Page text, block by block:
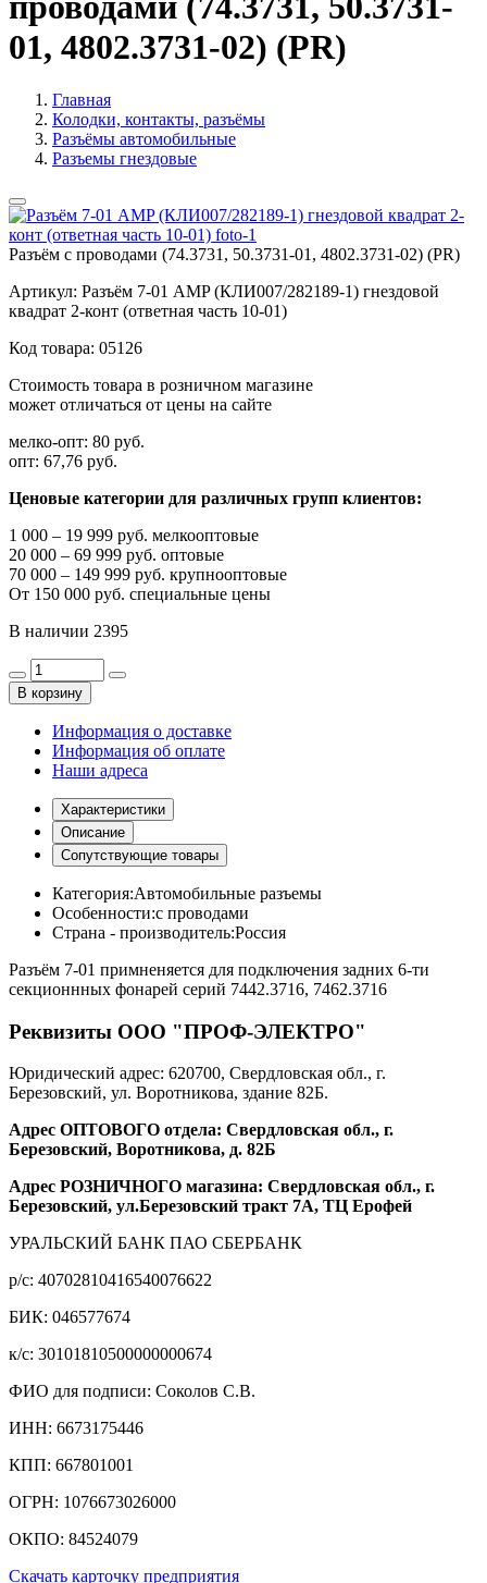
01, 4802.3731-02) (PR)
Главная
Колодки, контакты, разъёмы
Разъёмы автомобильные
Разъемы гнездовые
Разъём с проводами (74.3731, 50.3731-01, 4802.3731-02) (PR)
Артикул: Разъём 7-01 AMP (КЛИ007/282189-1) гнездовой
квадрат 2-конт (ответная часть 10-01)
Код товара: 05126
Стоимость товара в розничном магазине
может отличаться от цены на сайте
мелко-опт: 80 руб.
опт: 67,76 руб.
Ценовые категории для различных групп клиентов:
1 000 – 19 999 руб. мелкооптовые
20 000 – 69 999 руб. оптовые
70 000 – 149 999 руб. крупнооптовые
От 150 000 руб. специальные цены
В наличии 2395
В корзину
Информация о доставке
Информация об оплате
Наши адреса
Характеристики
Описание
Сопутствующие товары
Категория:Автомобильные разъемы
Особенности:с проводами
Страна - производитель:Россия
Разъём 7-01 примненяется для подключения задних 6-ти
секционнных фонарей серий 7442.3716, 7462.3716
Реквизиты ООО "ПРОФ-ЭЛЕКТРО"
Юридический адрес: 620700, Свердловская обл., г.
Березовский, ул. Воротникова, здание 82Б.
Адрес ОПТОВОГО отдела: Свердловская обл., г.
Березовский, Воротникова, д. 82Б
Адрес РОЗНИЧНОГО магазина: Свердловская обл., г.
Березовский, ул.Березовский тракт 7А, ТЦ Ерофей
УРАЛЬСКИЙ БАНК ПАО СБЕРБАНК
р/c: 40702810416540076622
БИК: 046577674
к/c: 30101810500000000674
ФИО для подписи: Соколов С.В.
ИНН: 6673175446
КПП: 667801001
ОГРН: 1076673026000
ОКПО: 84524079
Скачать карточку предприятия